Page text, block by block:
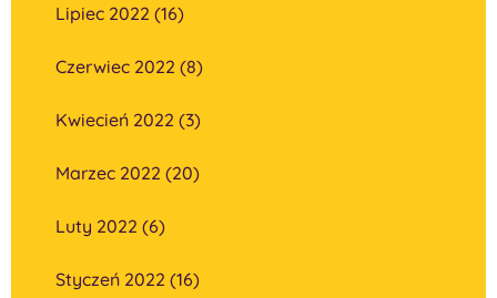
Lipiec 2022 (16)
Czerwiec 2022 (8)
Kwiecień 2022 (3)
Marzec 2022 (20)
Luty 2022 (6)
Styczeń 2022 (16)